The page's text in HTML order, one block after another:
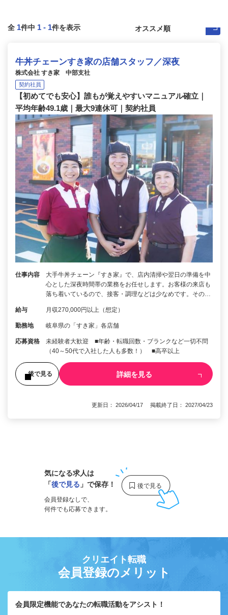
全 1件中 1 - 1件を表示
牛丼チェーンすき家の店舗スタッフ／深夜
株式会社 すき家 中部支社
契約社員
【初めてでも安心】誰もが覚えやすいマニュアル確立｜
平均年齢49.1歳｜最大9連休可｜契約社員
仕事内容
大手牛丼チェーン『すき家』で、店内清掃や翌日の準備を中
心とした深夜時間帯の業務をお任せします。お客様の来店も
落ち着いているので、接客・調理などは少なめです。その…
給与 月収270,000円以上（想定）
勤務地 岐阜県の「すき家」各店舗
応募資格
未経験者大歓迎 ■年齢・転職回数・ブランクなど一切不問
（40～50代で入社した人も多数！） ■高卒以上
後で見る 詳細を見る
更新日： 2026/04/17 掲載終了日： 2027/04/23
気になる求人は
「後で見る 」で保存！
会員登録なしで、
何件でも応募できます。
クリエイト転職
会員登録のメリット
会員限定機能であなたの転職活動をアシスト！